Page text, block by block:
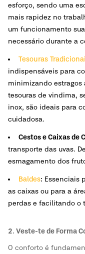
esforço, sendo uma
mais rapidez no
um funcionamento
necessário durante a
Tesouras
indispensáveis para
minimizando estragos
tesouras de vindima,
inox, são ideais para
cuidadosa.
Cestos e Caixas de
transporte das uvas.
esmagamento dos
Baldes: Essenciais
as caixas ou para a
perdas e facilitando o
2. Veste-te de Forma
O conforto é